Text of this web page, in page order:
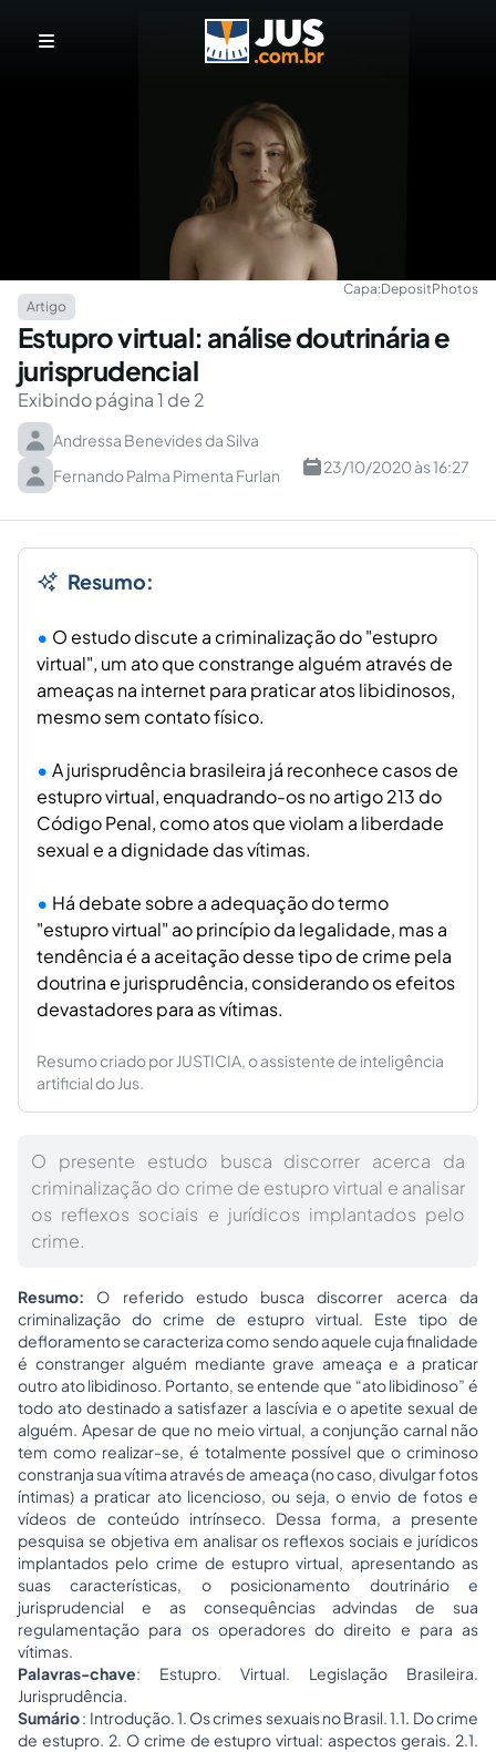
Capa:DepositPhotos
Artigo
Estupro virtual: análise doutrinária e
jurisprudencial
Exibindo página 1 de 2
Andressa Benevides da Silva
Fernando Palma Pimenta Furlan
23/10/2020 às 16:27
Resumo:
O estudo discute a criminalização do "estupro
virtual", um ato que constrange alguém através de
ameaças na internet para praticar atos libidinosos,
mesmo sem contato físico.
A jurisprudência brasileira já reconhece casos de
estupro virtual, enquadrando-os no artigo 213 do
Código Penal, como atos que violam a liberdade
sexual e a dignidade das vítimas.
Há debate sobre a adequação do termo
"estupro virtual" ao princípio da legalidade, mas a
tendência é a aceitação desse tipo de crime pela
doutrina e jurisprudência, considerando os efeitos
devastadores para as vítimas.
Resumo criado por JUSTICIA, o assistente de inteligência
artificial do Jus.
O presente estudo busca discorrer acerca da
criminalização do crime de estupro virtual e analisar
os reflexos sociais e jurídicos implantados pelo
crime.
Resumo: O referido estudo busca discorrer acerca da
criminalização do crime de estupro virtual. Este tipo de
defloramento se caracteriza como sendo aquele cuja finalidade
é constranger alguém mediante grave ameaça e a praticar
outro ato libidinoso. Portanto, se entende que “ato libidinoso” é
todo ato destinado a satisfazer a lascívia e o apetite sexual de
alguém. Apesar de que no meio virtual, a conjunção carnal não
tem como realizar-se, é totalmente possível que o criminoso
constranja sua vítima através de ameaça (no caso, divulgar fotos
íntimas) a praticar ato licencioso, ou seja, o envio de fotos e
vídeos de conteúdo intrínseco. Dessa forma, a presente
pesquisa se objetiva em analisar os reflexos sociais e jurídicos
implantados pelo crime de estupro virtual, apresentando as
suas características, o posicionamento doutrinário e
jurisprudencial e as consequências advindas de sua
regulamentação para os operadores do direito e para as
vítimas.
Palavras-chave: Estupro. Virtual. Legislação Brasileira.
Jurisprudência.
Sumário: Introdução. 1. Os crimes sexuais no Brasil. 1.1. Do crime
de estupro. 2. O crime de estupro virtual: aspectos gerais. 2.1.